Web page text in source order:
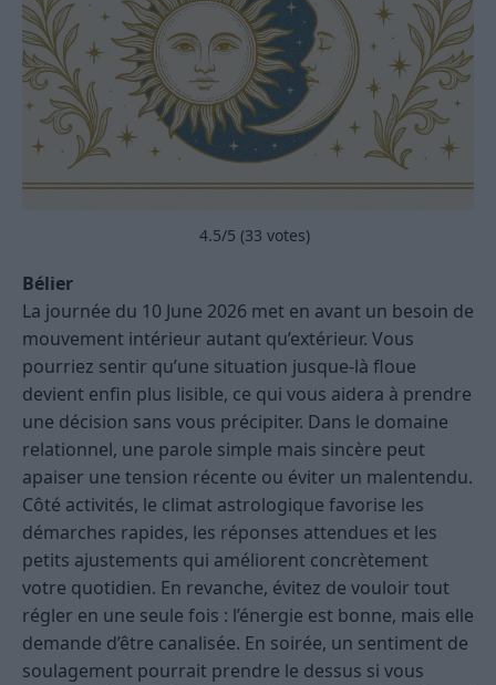
4.5/5 (33 votes)
Bélier
La journée du 10 June 2026 met en avant un besoin de
mouvement intérieur autant qu’extérieur. Vous
pourriez sentir qu’une situation jusque-là floue
devient enfin plus lisible, ce qui vous aidera à prendre
une décision sans vous précipiter. Dans le domaine
relationnel, une parole simple mais sincère peut
apaiser une tension récente ou éviter un malentendu.
Côté activités, le climat astrologique favorise les
démarches rapides, les réponses attendues et les
petits ajustements qui améliorent concrètement
votre quotidien. En revanche, évitez de vouloir tout
régler en une seule fois : l’énergie est bonne, mais elle
demande d’être canalisée. En soirée, un sentiment de
soulagement pourrait prendre le dessus si vous